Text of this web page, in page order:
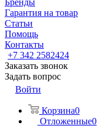
Бренды
Гарантия на товар
Статьи
Помощь
Контакты
+7 342 2582424
Заказать звонок
Задать вопрос
Войти
Корзина0
Отложенные0